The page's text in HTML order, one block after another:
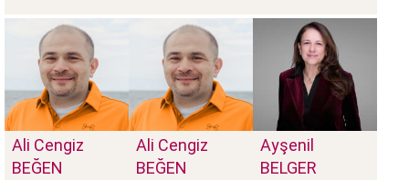
Ali Cengiz
BEĞEN
Ali Cengiz
BEĞEN
Ayşenil
BELGER